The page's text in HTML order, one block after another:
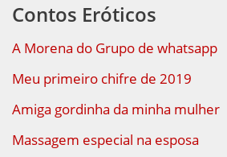
Contos Eróticos
A Morena do Grupo de whatsapp
Meu primeiro chifre de 2019
Amiga gordinha da minha mulher
Massagem especial na esposa